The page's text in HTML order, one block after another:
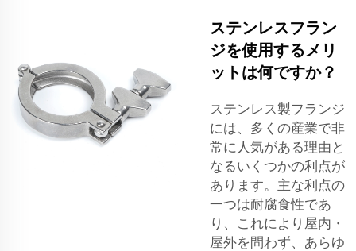
ステンレスフラン
ジを使用するメリ
ットは何ですか？
ステンレス製フランジ
には、多くの産業で非
常に人気がある理由と
なるいくつかの利点が
あります。主な利点の
一つは耐腐食性であ
り、これにより屋内・
屋外を問わず、あらゆ